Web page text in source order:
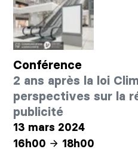
Conférence
2 ans après la loi
perspectives sur la
publicité
13 mars 2024
16h00
18h00